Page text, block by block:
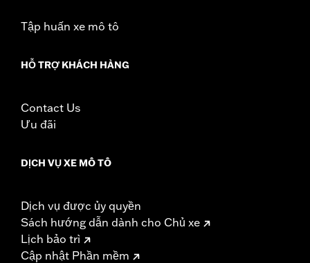
Installation Instructions
Height:
8 Inches
Sold In Units:
Material:Vinyl
Width:12 Inches
Material Width UOM:
d.com/warrantyfor full details
Tập huấn xe mô tô
HỖ TRỢ KHÁCH HÀNG
Contact Us
Ưu đãi
DỊCH VỤ XE MÔ TÔ
Dịch vụ được ủy quyền
Sách hướng dẫn dành cho Chủ xe
Lịch bảo trì
Cập nhật Phần mềm